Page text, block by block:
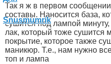
Так я ж в первом
составы. Наносится база,
сушится под лампой
лак, который тоже сушится
покрытие, которое также
маникюр. Т.е., нам нужно
топ и лампа